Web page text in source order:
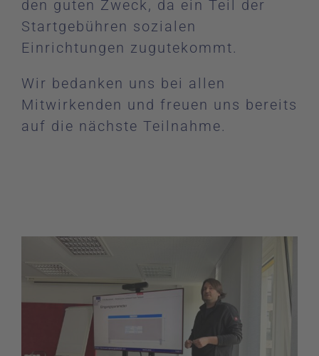
den guten Zweck, da ein Teil der
Startgebühren sozialen
Einrichtungen zugutekommt.
Wir bedanken uns bei allen
Mitwirkenden und freuen uns bereits
auf die nächste Teilnahme.